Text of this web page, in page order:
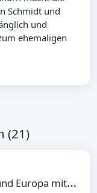
Schmidt und
und
ehemaligen
(21)
„
Der Krisenlotse“: 3.Folge - Krise und Europa mit Delara Burkhardt